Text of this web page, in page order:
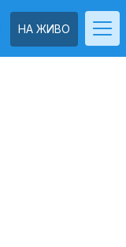
НА ЖИВО